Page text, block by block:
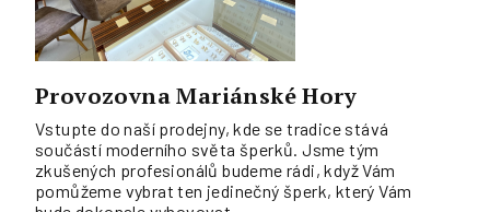
Provozovna Mariánské Hory
Vstupte do naší prodejny, kde se tradice stává
součástí moderního světa šperků. Jsme tým
zkušených profesionálů budeme rádi, když Vám
pomůžeme vybrat ten jedinečný šperk, který Vám